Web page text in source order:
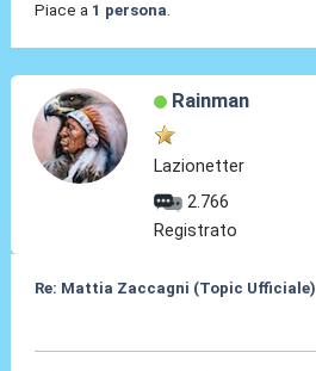
Piace a 1 persona.
Rainman
Lazionetter
2.766
Registrato
Re: Mattia Zaccagni (Topic Ufficiale)